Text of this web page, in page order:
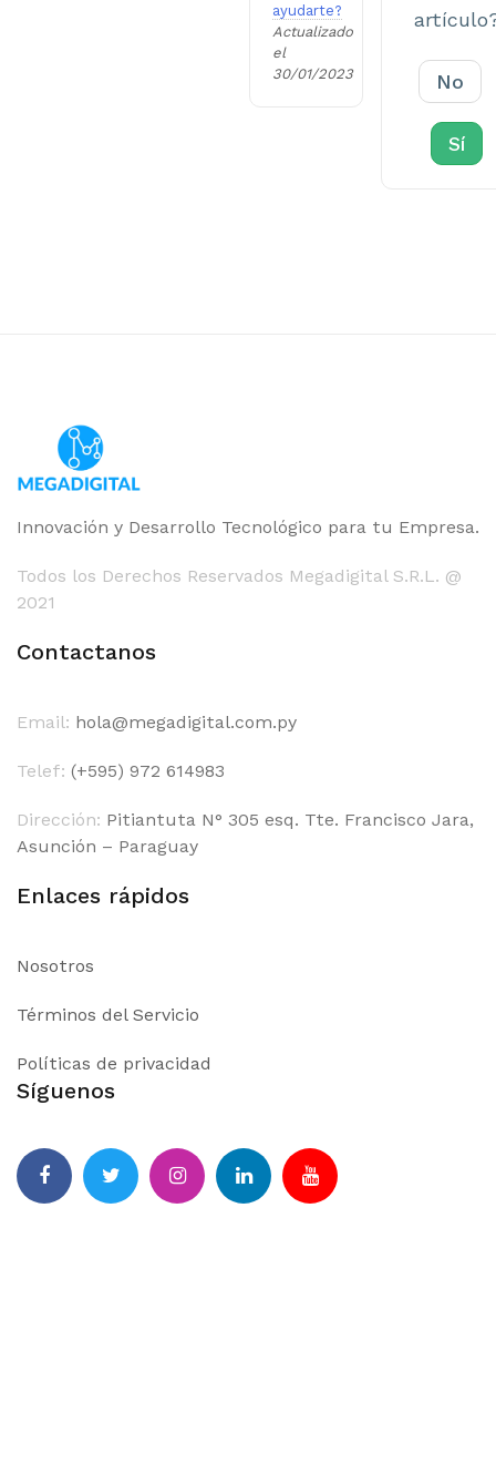
ayudarte?
Actualizado
el
30/01/2023
No
Sí
Innovación y Desarrollo Tecnológico para tu Empresa.
Todos los Derechos Reservados Megadigital S.R.L. @
2021
Contactanos
Email: hola@megadigital.com.py
Telef: (+595) 972 614983
Dirección: Pitiantuta N° 305 esq. Tte. Francisco Jara,
Asunción – Paraguay
Enlaces rápidos
Nosotros
Términos del Servicio
Políticas de privacidad
Síguenos